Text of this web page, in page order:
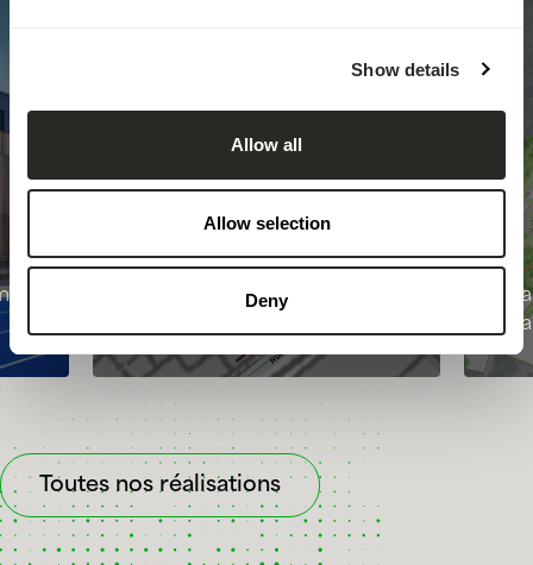
Show details
Allow all
Allow selection
Deny
PAP « 12 rue de la Gare » à
Toutes nos réalisations